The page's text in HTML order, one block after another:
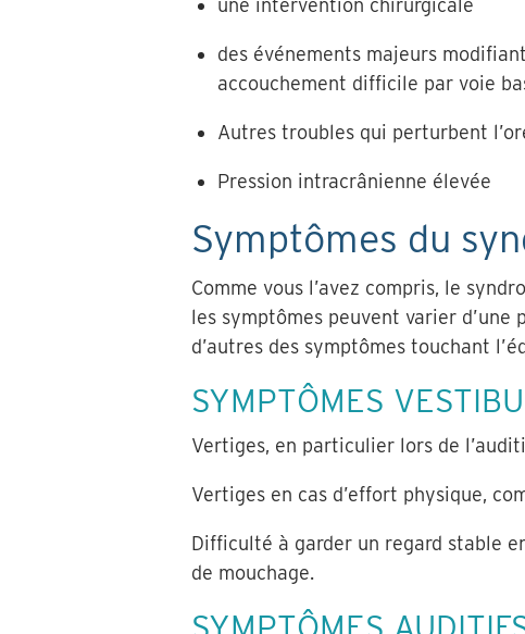
une intervention chirurgicale
des événements majeurs
accouchement difficile par voie
Autres troubles qui perturbent
Pression intracrânienne élevée
Symptômes du
Comme vous l’avez compris, le
les symptômes peuvent varier d’une
d’autres des symptômes touchant
SYMPTÔMES
Vertiges, en particulier lors de
Vertiges en cas d’effort physique,
Difficulté à garder un regard stable
de mouchage.